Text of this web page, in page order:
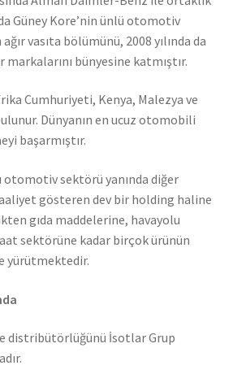
Güney Kore’nin ünlü otomotiv
vasıta bölümünü, 2008 yılında da
markalarını bünyesine katmıştır.
Cumhuriyeti, Kenya, Malezya ve
Dünyanın en ucuz otomobili
başarmıştır.
otomotiv sektörü yanında diğer
gösteren dev bir holding haline
gıda maddelerine, havayolu
sektörüne kadar birçok ürünün
yürütmektedir.
distribütörlüğünü İsotlar Grup